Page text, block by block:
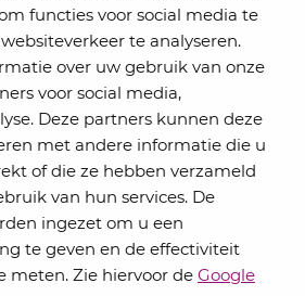
functies voor social media te
te analyseren.
over uw gebruik van onze
voor social media,
Deze partners kunnen deze
met andere informatie die u
of die ze hebben verzameld
van hun services. De
ingezet om u een
te geven en de effectiviteit
meten. Zie hiervoor de Google
onze nieuwsbrief
de adviseurs van Lansigt in